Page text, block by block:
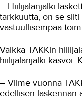
– Hiilijalanjälki
tarkkuutta, on se
vastuullisempaa
Vaikka TAKKin
hiilijalanjälki kasvoi.
– Viime vuonna
edellisen laskennan